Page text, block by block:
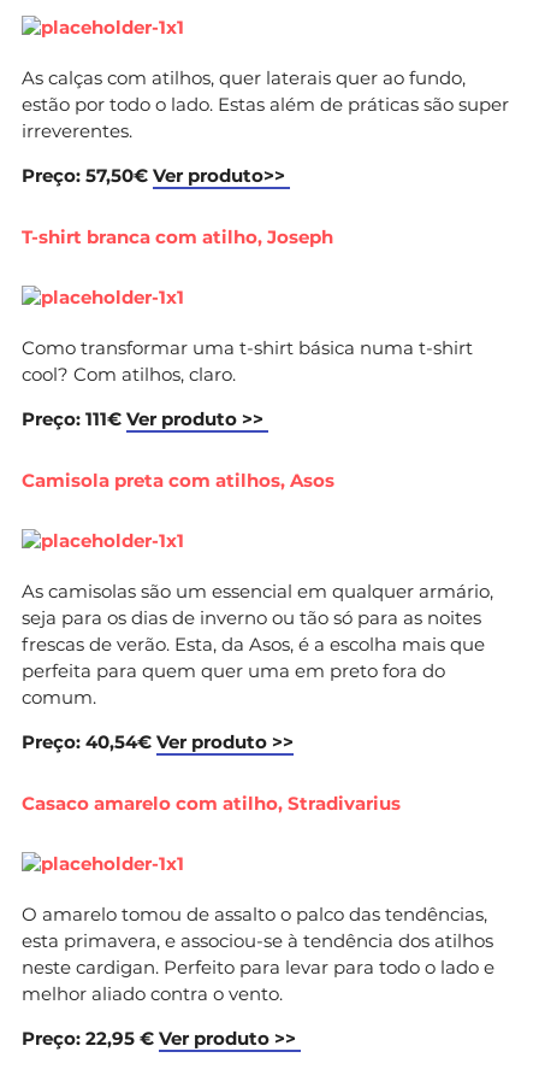
As calças com atilhos, quer laterais quer ao fundo,
estão por todo o lado. Estas além de práticas são super
irreverentes.
Preço: 57,50€ Ver produto>>
T-shirt branca com atilho, Joseph
Como transformar uma t-shirt básica numa t-shirt
cool? Com atilhos, claro.
Preço: 111€ Ver produto >>
Camisola preta com atilhos, Asos
As camisolas são um essencial em qualquer armário,
seja para os dias de inverno ou tão só para as noites
frescas de verão. Esta, da Asos, é a escolha mais que
perfeita para quem quer uma em preto fora do
comum.
Preço: 40,54€ Ver produto >>
Casaco amarelo com atilho, Stradivarius
O amarelo tomou de assalto o palco das tendências,
esta primavera, e associou-se à tendência dos atilhos
neste cardigan. Perfeito para levar para todo o lado e
melhor aliado contra o vento.
Preço: 22,95 € Ver produto >>